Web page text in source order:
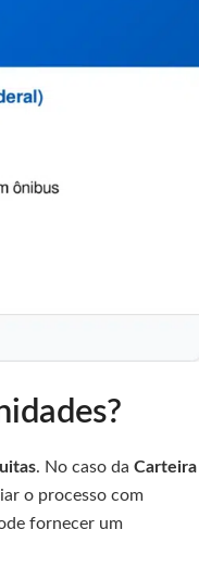
. No caso da Carteira
o processo com
fornecer um